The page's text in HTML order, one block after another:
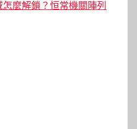
麼解鎖？恒常機關陣列